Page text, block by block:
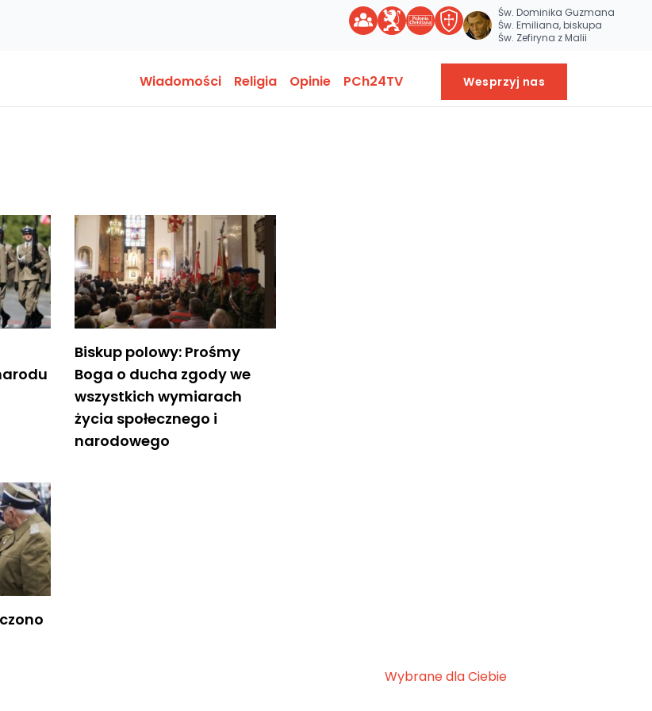
Św. Dominika Guzmana
Św. Emiliana, biskupa
Św. Zefiryna z Malii
Wiadomości Religia Opinie PCh24TV Wesprzyj nas
Biskup polowy: Prośmy
Boga o ducha zgody we
wszystkich wymiarach
życia społecznego i
narodowego
Wybrane dla Ciebie